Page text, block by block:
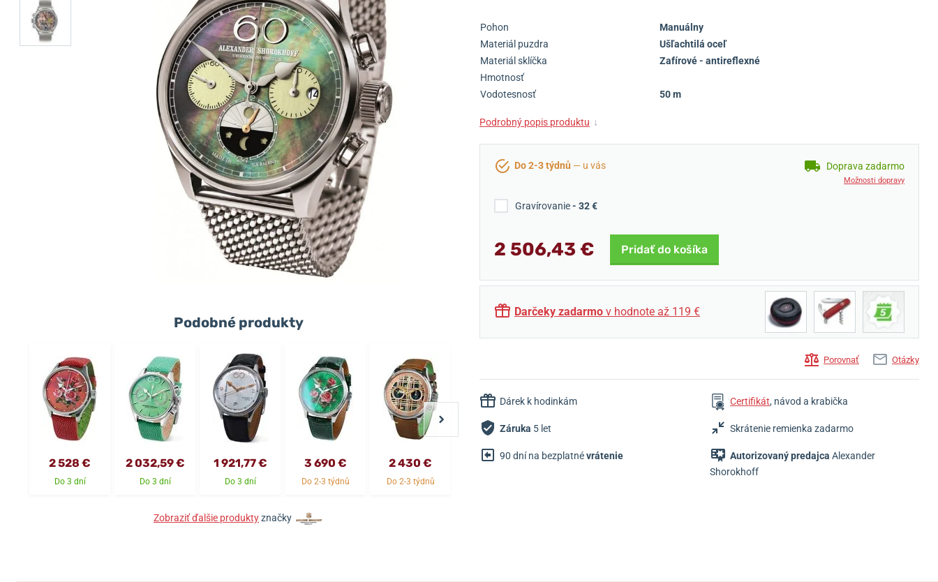
Pohon
Manuálny
Materiál puzdra
Ušľachtilá oceľ
Materiál sklíčka
Zafírové - antireflexné
Hmotnosť
Vodotesnosť
50 m
Podrobný popis produktu ↓
Do 2-3 týdnů — u vás Doprava zadarmo
Možnosti dopravy
Gravírovanie- 32 €
2 506,43 € Pridať do košíka
Darčeky zadarmo v hodnote až 119 €
Porovnať Otázky
Dárek k hodinkám Certifikát, návod a krabička
Záruka 5 let Skrátenie remienka zadarmo
90 dní na bezplatnévrátenie Autorizovaný predajca Alexander
Shorokhoff
Podobné produkty
2 528 €
Do 3 dní
2 032,59 €
Do 3 dní
1 921,77 €
Do 3 dní
3 690 €
Do 2-3 týdnů
2 430 €
Do 2-3 týdnů
1 310,66 € 2 430,16 € 3 899 € 4 929 €
Zobraziť ďalšie produktyznačky